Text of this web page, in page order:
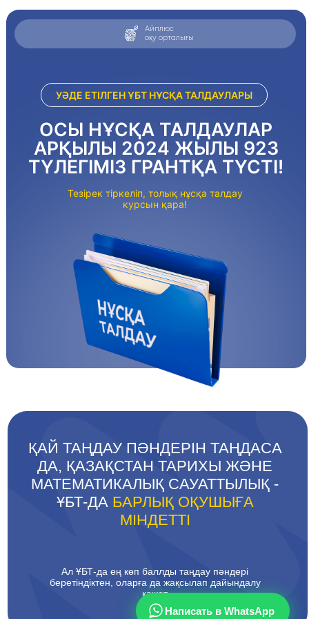
ОСЫ НҰСҚА ТАЛДАУЛАР
АРҚЫЛЫ 2024 ЖЫЛЫ 923
ТҮЛЕГІМІЗ ГРАНТҚА ТҮСТІ!
Тезірек тіркеліп, толық нұсқа талдау
курсын қара!
Айплюс
оқу орталығы
ҚАЙ ТАҢДАУ ПӘНДЕРІН ТАҢДАСА
ДА, ҚАЗАҚСТАН ТАРИХЫ ЖӘНЕ
МАТЕМАТИКАЛЫҚ САУАТТЫЛЫҚ -
БАРЛЫҚ ОҚУШЫҒА
МІНДЕТТІ
Написать в WhatsApp